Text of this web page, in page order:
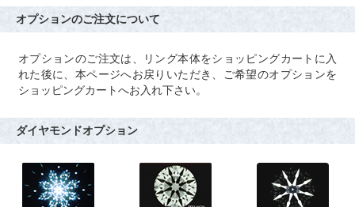
オプションのご注文について
オプションのご注文は、リング本体をショッピングカートに入
れた後に、本ページへお戻りいただき、ご希望のオプションを
ショッピングカートへお入れ下さい。
ダイヤモンドオプション